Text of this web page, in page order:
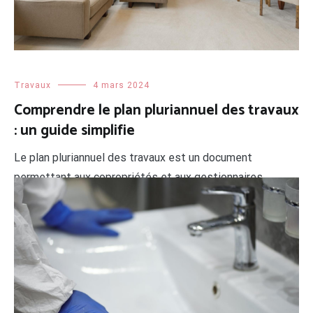
LIRE LA SUITE
Travaux 4 mars 2024
Comprendre le plan pluriannuel des travaux
: un guide simplifie
Le plan pluriannuel des travaux est un document
permettant aux copropriétés et aux gestionnaires
d’immeubles de prévoir les rénovations, les
investissements et l’entretien sur plusieurs années. Il
est constitué de dispositions et de rapports détaillant
les travaux à réaliser, leur coût, la priorité accordée à
chacun et les modalités de financement. Les objectifs du
plan […]